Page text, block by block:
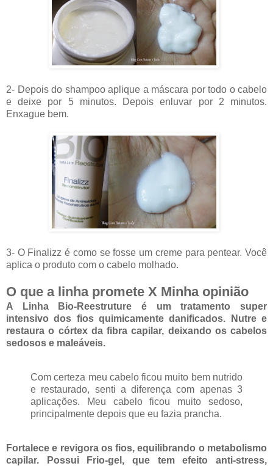
2- Depois do shampoo aplique a máscara por todo o cabelo
e deixe por 5 minutos. Depois enluvar por 2 minutos.
Enxague bem.
3- O Finalizz é como se fosse um creme para pentear. Você
aplica o produto com o cabelo molhado.
O que a linha promete X Minha opinião
A Linha Bio-Reestruture é um tratamento super
intensivo dos fios quimicamente danificados. Nutre e
restaura o córtex da fibra capilar, deixando os cabelos
sedosos e maleáveis.
Com certeza meu cabelo ficou muito bem nutrido
e restaurado, senti a diferença com apenas 3
aplicações. Meu cabelo ficou muito sedoso,
principalmente depois que eu fazia prancha.
Fortalece e revigora os fios, equilibrando o metabolismo
capilar. Possui Frio-gel, que tem efeito anti-stress,